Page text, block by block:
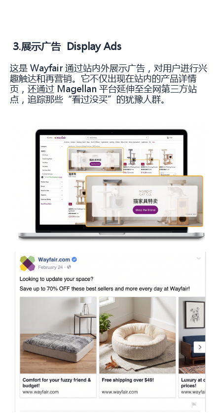
3.展示广告 Display Ads
这是 Wayfair 通过站内外展示广告，对用户进行兴
趣触达和再营销。它不仅出现在站内的产品详情
页，还通过 Magellan 平台延伸至全网第三方站
点，追踪那些“看过没买”的犹豫人群。